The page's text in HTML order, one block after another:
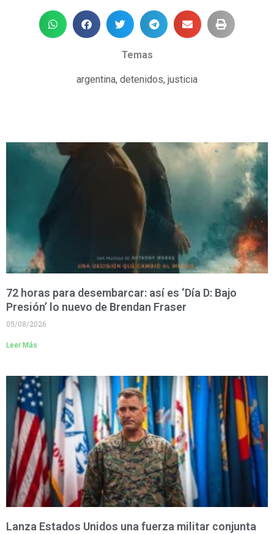
Temas
argentina, detenidos, justicia
72 horas para desembarcar: así es ‘Día D: Bajo
Presión’ lo nuevo de Brendan Fraser
05/08/2026
Leer Más
Lanza Estados Unidos una fuerza militar conjunta